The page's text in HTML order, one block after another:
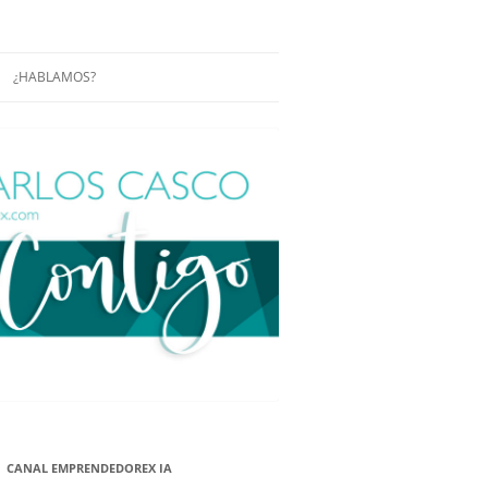
EN
DE
NUEVA
¿HABLAMOS?
CONÓCENOS UN POCO MÁS
CANAL EMPRENDEDOREX IA